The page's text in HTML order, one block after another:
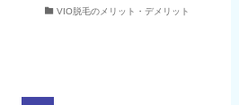
VIO脱毛のメリット・デメリット